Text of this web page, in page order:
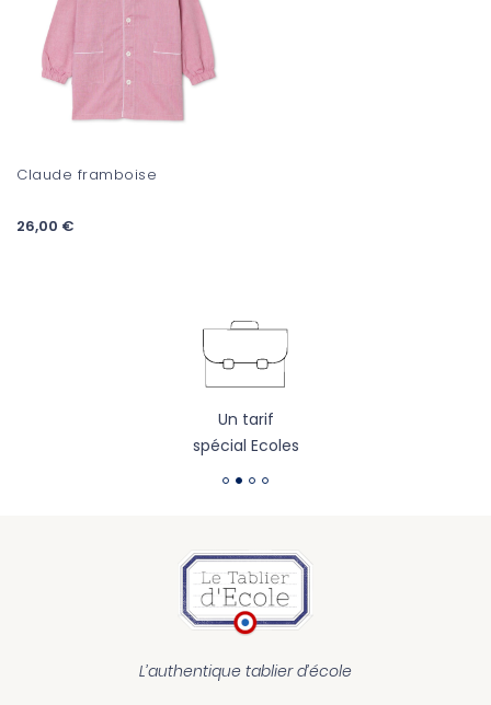
Claude framboise
26,00 €
Un tarif
spécial Ecoles
L’authentique tablier d’école